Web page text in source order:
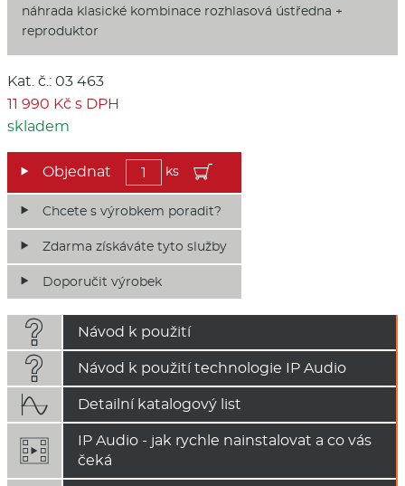
náhrada klasické kombinace rozhlasová ústředna +
reproduktor
Kat. č.: 03 463
11 990 Kč s DPH
skladem
ks
Chcete s výrobkem poradit?
Zdarma získáváte tyto služby
Doporučit výrobek
 Návod k použití
 Návod k použití technologie IP Audio
 Detailní katalogový list
IP Audio - jak rychle nainstalovat a co vás
čeká